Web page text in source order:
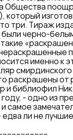
Общества
три. Тираж
черно-
именно к
раскрашены от
и библиофил
- одно из
ли не